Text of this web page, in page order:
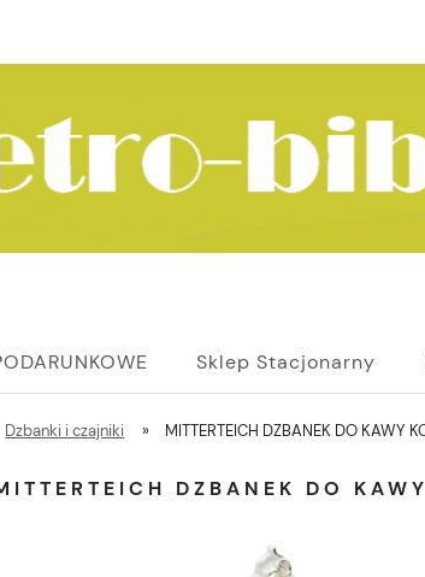
Sklep Stacjonarny
Dzbanki i czajniki » MITTERTEICH DZBANEK DO KAWY
DZBANEK DO